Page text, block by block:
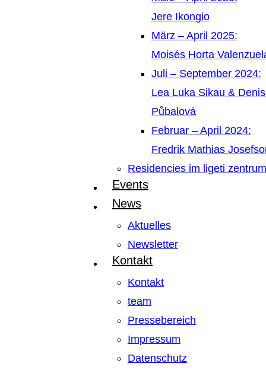
Jere Ikongio
März – April 2025:
Moisés Horta
Juli – September 2024:
Lea Luka Sikau &
Půbalová
Februar – April 2024:
Fredrik Mathias
Residencies im ligeti zentrum
Events
News
Aktuelles
Newsletter
Kontakt
Kontakt
team
Pressebereich
Impressum
Datenschutz